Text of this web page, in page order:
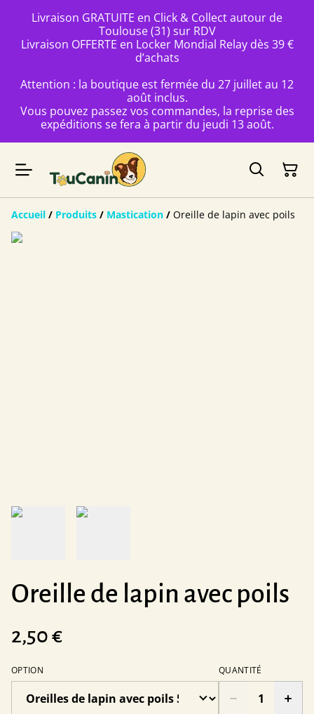
Livraison GRATUITE en Click & Collect autour de
Toulouse (31) sur RDV
Livraison OFFERTE en Locker Mondial Relay dès 39 €
d’achats
Attention : la boutique est fermée du 27 juillet au 12
août inclus.
Vous pouvez passez vos commandes, la reprise des
expéditions se fera à partir du jeudi 13 août.
Accueil / Produits / Mastication / Oreille de lapin avec poils
Oreille de lapin avec poils
2,50 €
OPTION QUANTITÉ